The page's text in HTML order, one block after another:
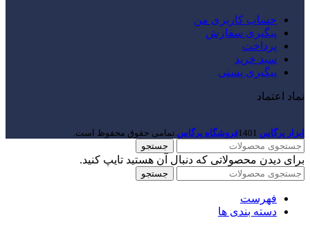
حساب کاربری من
پیگیری سفارش
پرداخت
سبد خرید
پیگیری پستی
نماد اعتماد
ابزار پرگاس 1401فروشگاه پرگاس.تمامی حقوق محفوظ است.
جستجو
برای دیدن محصولاتی که دنبال آن هستید تایپ کنید.
جستجو
فهرست
دسته بندی ها